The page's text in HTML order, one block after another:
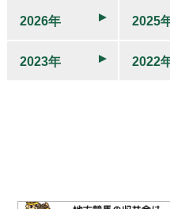
2026年 2025
2023年 2022